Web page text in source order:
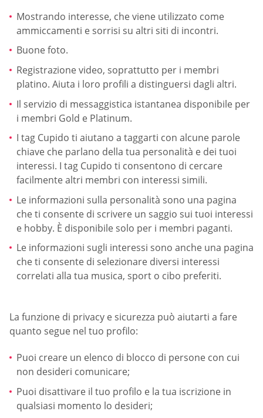
Mostrando interesse, che viene utilizzato come
ammiccamenti e sorrisi su altri siti di incontri.
Buone foto.
Registrazione video, soprattutto per i membri
platino. Aiuta i loro profili a distinguersi dagli altri.
Il servizio di messaggistica istantanea disponibile per
i membri Gold e Platinum.
I tag Cupido ti aiutano a taggarti con alcune parole
chiave che parlano della tua personalità e dei tuoi
interessi. I tag Cupido ti consentono di cercare
facilmente altri membri con interessi simili.
Le informazioni sulla personalità sono una pagina
che ti consente di scrivere un saggio sui tuoi interessi
e hobby. È disponibile solo per i membri paganti.
Le informazioni sugli interessi sono anche una pagina
che ti consente di selezionare diversi interessi
correlati alla tua musica, sport o cibo preferiti.
La funzione di privacy e sicurezza può aiutarti a fare
quanto segue nel tuo profilo:
Puoi creare un elenco di blocco di persone con cui
non desideri comunicare;
Puoi disattivare il tuo profilo e la tua iscrizione in
qualsiasi momento lo desideri;